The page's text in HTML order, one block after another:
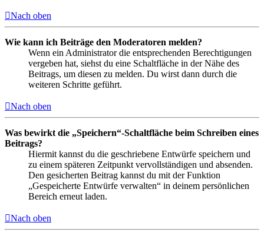
Nach oben
Wie kann ich Beiträge den Moderatoren melden?
Wenn ein Administrator die entsprechenden Berechtigungen
vergeben hat, siehst du eine Schaltfläche in der Nähe des
Beitrags, um diesen zu melden. Du wirst dann durch die
weiteren Schritte geführt.
Nach oben
Was bewirkt die „Speichern“-Schaltfläche beim Schreiben eines
Beitrags?
Hiermit kannst du die geschriebene Entwürfe speichern und
zu einem späteren Zeitpunkt vervollständigen und absenden.
Den gesicherten Beitrag kannst du mit der Funktion
„Gespeicherte Entwürfe verwalten“ in deinem persönlichen
Bereich erneut laden.
Nach oben